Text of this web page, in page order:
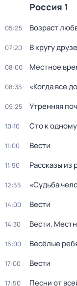
Россия 1
05:25 Возраст
07:20 В кругу
08:00 Местное
08:35 «Когда все
09:25 Утренняя
10:10 Сто к одному
11:00 Вести
11:50 Рассказы из
12:55 «Судьба
14:00 Вести
14:30 Вести.
15:00 Весёлые
17:00 Вести
17:50 Песни от